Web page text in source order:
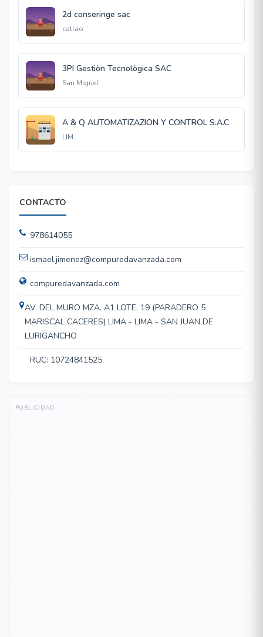
2d conseringe sac
callao
3PI Gestiòn Tecnològica SAC
San Miguel
A & Q AUTOMATIZAZION Y CONTROL S.A.C
LIM
CONTACTO
978614055
ismael.jimenez@compuredavanzada.com
compuredavanzada.com
AV. DEL MURO MZA. A1 LOTE. 19 (PARADERO 5
MARISCAL CACERES) LIMA - LIMA - SAN JUAN DE
LURIGANCHO
RUC: 10724841525